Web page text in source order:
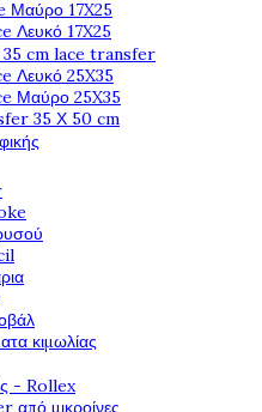
Μαύρο 17X25
Λευκό 17X25
35 cm lace transfer
Λευκό 25X35
Μαύρο 25X35
35 Χ 50 cm
κιμωλίας
- Rollex
μικροίνες